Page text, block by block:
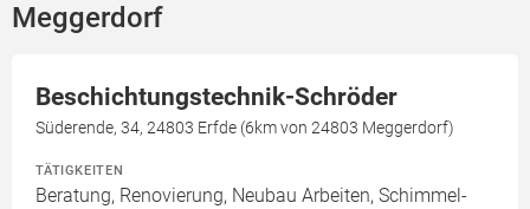
Meggerdorf
Beschichtungstechnik-Schröder
Süderende, 34, 24803 Erfde (6km von 24803 Meggerdorf)
TÄTIGKEITEN
Beratung, Renovierung, Neubau Arbeiten, Schimmel-